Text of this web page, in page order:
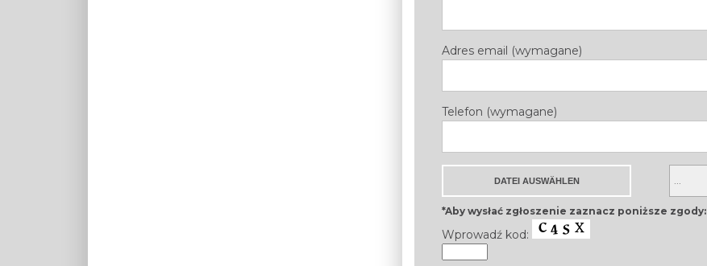
Adres email (wymagane)
Telefon (wymagane)
*Aby wysłać zgłoszenie zaznacz poniższe zgody:
Wprowadź kod: